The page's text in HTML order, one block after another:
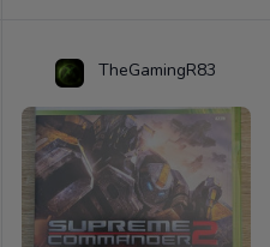
TheGamingR83